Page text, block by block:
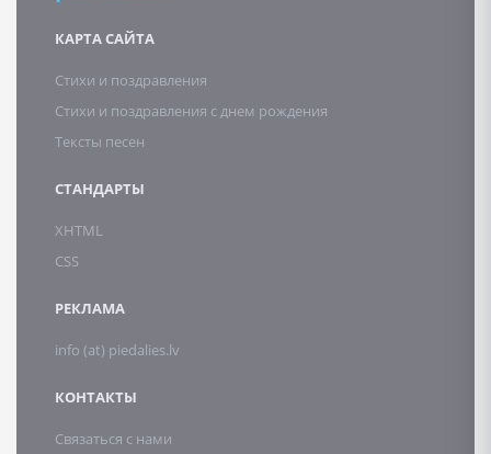
КАРТА САЙТА
Стихи и поздравления
Стихи и поздравления с днем рождения
Тексты песен
СТАНДАРТЫ
XHTML
CSS
РЕКЛАМА
info (at) piedalies.lv
КОНТАКТЫ
Связаться с нами